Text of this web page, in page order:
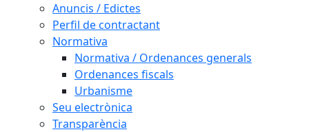
Anuncis / Edictes
Perfil de contractant
Normativa
Normativa / Ordenances generals
Ordenances fiscals
Urbanisme
Seu electrònica
Transparència